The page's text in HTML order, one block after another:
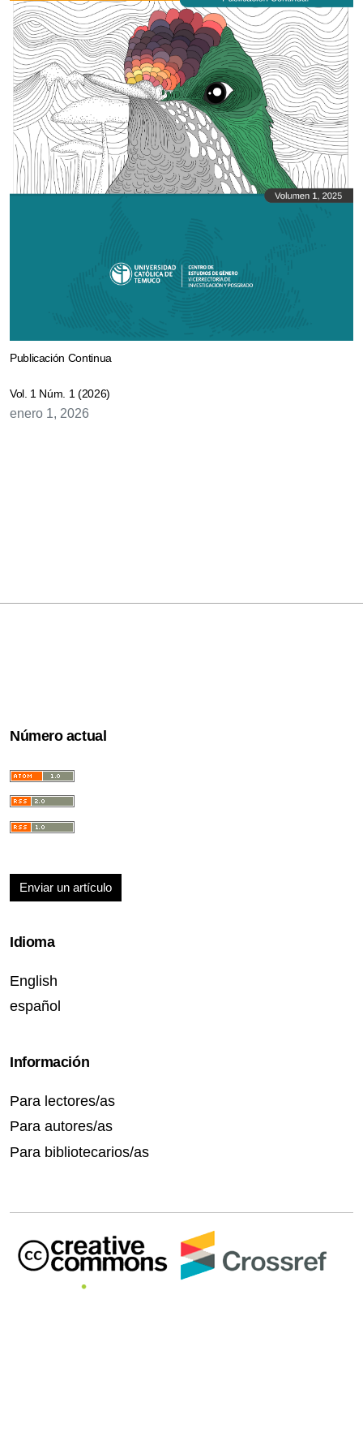
Publicación Continua
Vol. 1 Núm. 1 (2026)
enero 1, 2026
Número actual
Enviar un artículo
Idioma
English
español
Información
Para lectores/as
Para autores/as
Para bibliotecarios/as